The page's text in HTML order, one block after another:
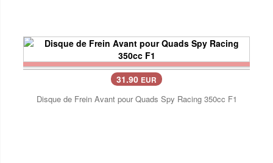
31.90 EUR
Disque de Frein Avant pour Quads Spy Racing 350cc F1